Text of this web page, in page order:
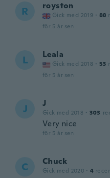
R royston
Gick med 2019 · 88
för 5 år sen
L Leala
Gick med 2018 · 53
för 5 år sen
J J
Gick med 2018 · 303
Very nice
för 5 år sen
C Chuck
Gick med 2020 · 4